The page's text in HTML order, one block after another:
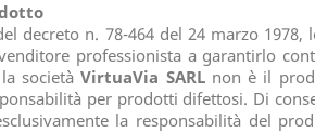
decreto n. 78-464 del 24 marzo
professionista a garantirlo
la societàVirtuaVia SARLnon è il
per prodotti difettosi. Di
la responsabilità del